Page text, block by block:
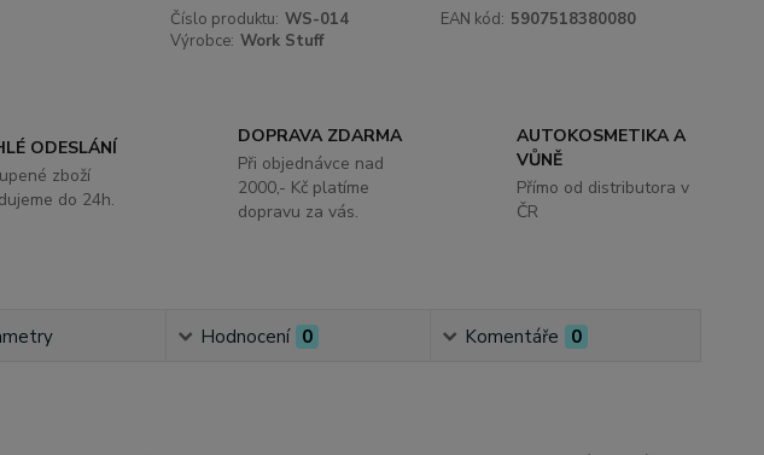
Číslo produktu: WS-014 EAN kód: 5907518380080
Výrobce: Work Stuff
ODESLÁNÍ
zboží
do 24h.
DOPRAVA ZDARMA
Při objednávce nad
2000,- Kč platíme
dopravu za vás.
AUTOKOSMETIKA A
VŮNĚ
Přímo od distributora v
ČR
Hodnocení 0 Komentáře 0